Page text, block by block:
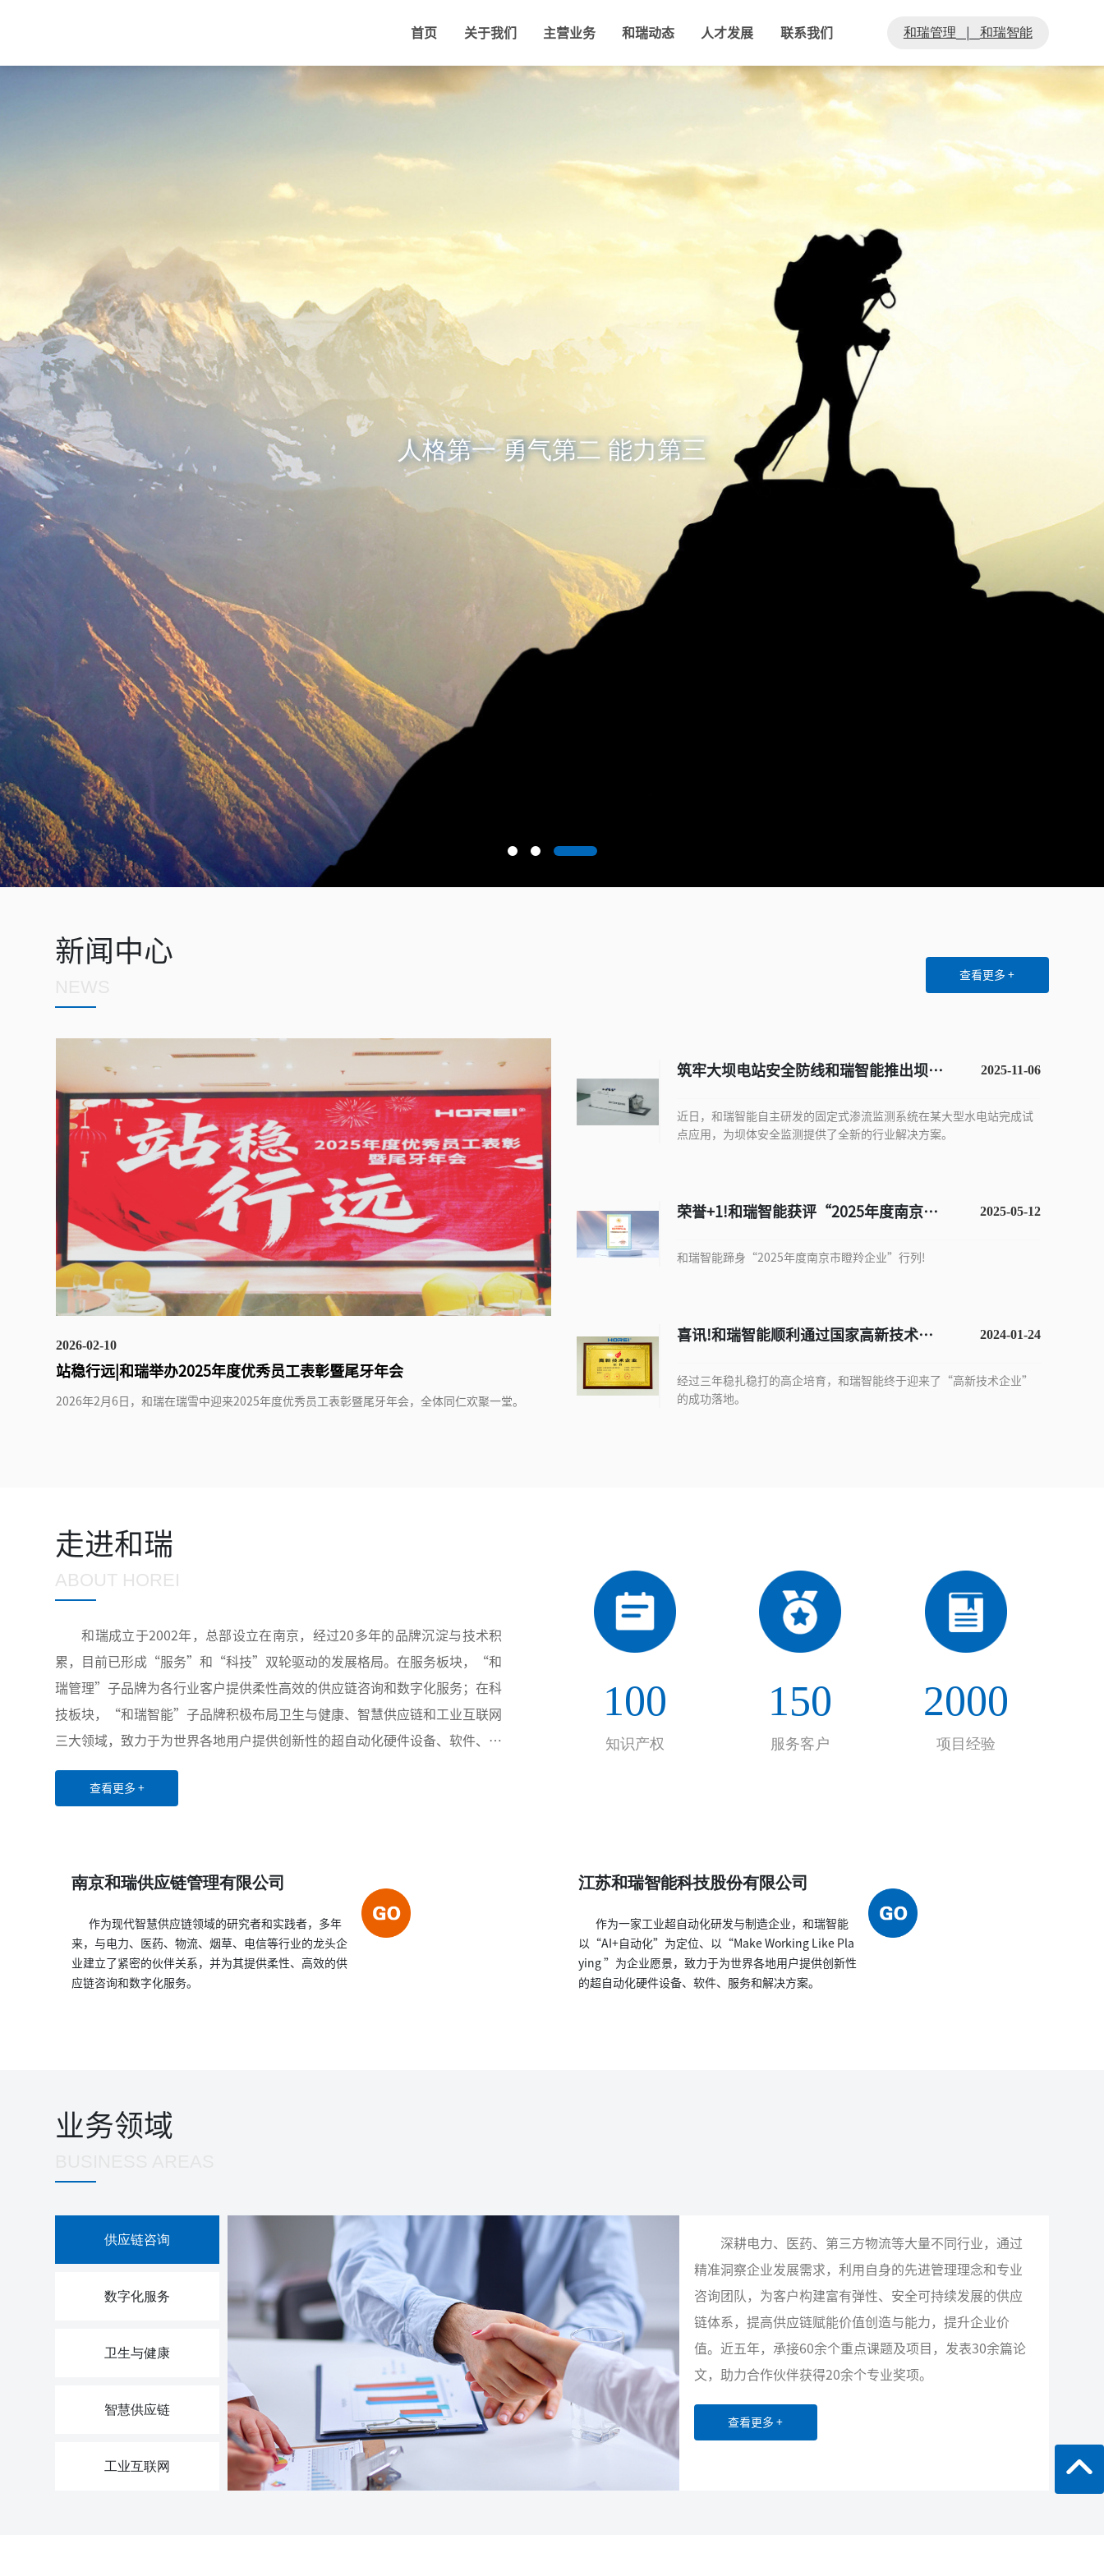
首页 关于我们 主营业务 和瑞动态 人才发展 联系我们 和瑞管理 和瑞智能
人格第一 勇气第二 能力第三
新闻中心
查看更多 +
2026-02-10
站稳行远|和瑞举办2025年度优秀员工表彰暨尾牙年会
2026年2月6日，和瑞在瑞雪中迎来2025年度优秀员工表彰暨尾牙年会，全体同仁欢聚一堂。
筑牢大坝电站安全防线和瑞智能推出坝体
2025-11-06
近日，和瑞智能自主研发的固定式渗流监测系统在某大型水电站完成试
点应用，为坝体安全监测提供了全新的行业解决方案。
荣誉+1!和瑞智能获评“2025年度南京市
2025-05-12
和瑞智能蹄身“2025年度南京市瞪羚企业”行列!
喜讯!和瑞智能顺利通过国家高新技术企
2024-01-24
经过三年稳扎稳打的高企培育，和瑞智能终于迎来了“高新技术企业”
的成功落地。
走进和瑞
ABOUT HOREI
和瑞成立于2002年，总部设立在南京，经过20多年的品牌沉淀与技术积
累，目前已形成“服务”和“科技”双轮驱动的发展格局。在服务板块，“和
瑞管理”子品牌为各行业客户提供柔性高效的供应链咨询和数字化服务；在科
技板块，“和瑞智能”子品牌积极布局卫生与健康、智慧供应链和工业互联网
三大领域，致力于为世界各地用户提供创新性的超自动化硬件设备、软件、服
质的售后服务，公司业务已覆盖全国20余个省份和直辖市，并与电力、医
查看更多 +
100
知识产权
150
服务客户
2000
项目经验
南京和瑞供应链管理有限公司
作为现代智慧供应链领域的研究者和实践者，多年
来，与电力、医药、物流、烟草、电信等行业的龙头企
业建立了紧密的伙伴关系，并为其提供柔性、高效的供
应链咨询和数字化服务。
江苏和瑞智能科技股份有限公司
作为一家工业超自动化研发与制造企业，和瑞智能
以“AI+自动化”为定位、以“Make Working Like Pla
ying ”为企业愿景，致力于为世界各地用户提供创新性
的超自动化硬件设备、软件、服务和解决方案。
业务领域
供应链咨询
数字化服务
卫生与健康
智慧供应链
工业互联网
深耕电力、医药、第三方物流等大量不同行业，通过
精准洞察企业发展需求，利用自身的先进管理理念和专业
咨询团队，为客户构建富有弹性、安全可持续发展的供应
链体系，提高供应链赋能价值创造与能力，提升企业价
值。近五年，承接60余个重点课题及项目，发表30余篇论
文，助力合作伙伴获得20余个专业奖项。
查看更多 +